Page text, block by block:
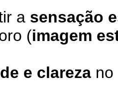
a sensação
(imagem
e clareza no